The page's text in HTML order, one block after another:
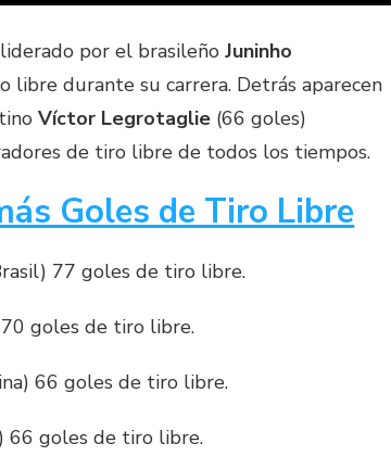
por el brasileño Juninho
libre durante su carrera. Detrás aparecen
Víctor Legrotaglie (66 goles)
de tiro libre de todos los tiempos.
Goles de Tiro Libre
77 goles de tiro libre.
goles de tiro libre.
66 goles de tiro libre.
66 goles de tiro libre.